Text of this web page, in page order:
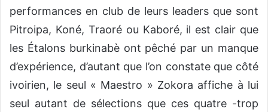
performances en club de leurs leaders que sont
Pitroipa, Koné, Traoré ou Kaboré, il est clair que
les Étalons burkinabè ont pêché par un manque
d’expérience, d’autant que l’on constate que côté
ivoirien, le seul « Maestro » Zokora affiche à lui
seul autant de sélections que ces quatre -trop